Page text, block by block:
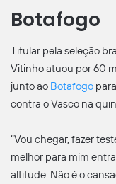
Botafogo
Titular pela seleção
Vitinho atuou por 60
junto ao Botafogo
contra o Vasco na
“Vou chegar, fazer
melhor para mim
altitude. Não é o